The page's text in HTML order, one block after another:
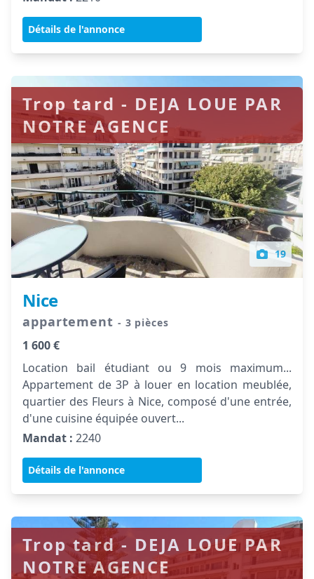
Détails de l'annonce
19
Trop tard - DEJA LOUE PAR
NOTRE AGENCE
Nice
appartement - 3 pièces
1 600 €
Location bail étudiant ou 9 mois maximum...
Appartement de 3P à louer en location meublée,
quartier des Fleurs à Nice, composé d'une entrée,
d'une cuisine équipée ouvert...
Mandat : 2240
Détails de l'annonce
Trop tard - DEJA LOUE PAR
NOTRE AGENCE